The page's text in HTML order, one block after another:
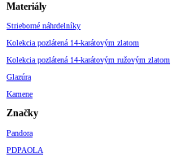
Materiály
Strieborné náhrdelníky
Kolekcia pozlátená 14-karátovým zlatom
Kolekcia pozlátená 14-karátovým ružovým zlatom
Glazúra
Kamene
Značky
Pandora
PDPAOLA